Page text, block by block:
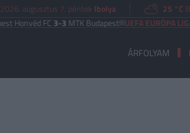
2026. augusztus 7. péntek Ibolya 25 °C
FC3-3MTK Budapest UEFA EURÓPA LIGA
ÁRFOLYAM